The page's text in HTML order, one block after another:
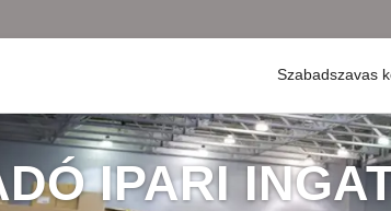
Szabadszavas
IPARI